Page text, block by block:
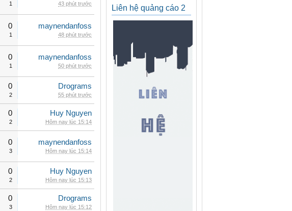
1 43 phút trước
0
1
maynendanfoss
48 phút trước
0
1
maynendanfoss
50 phút trước
0
2
Drograms
55 phút trước
0
2
Huy Nguyen
Hôm nay lúc 15:14
0
3
maynendanfoss
Hôm nay lúc 15:14
0
2
Huy Nguyen
Hôm nay lúc 15:13
0
3
Drograms
Hôm nay lúc 15:12
Liên hệ quảng cáo 2